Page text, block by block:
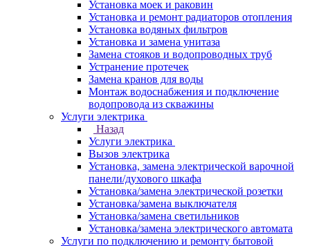
Установка моек и раковин
Установка и ремонт радиаторов отопления
Установка водяных фильтров
Установка и замена унитаза
Замена стояков и водопроводных труб
Устранение протечек
Замена кранов для воды
Монтаж водоснабжения и подключение
водопровода из скважины
Услуги электрика
Назад
Услуги электрика
Вызов электрика
Установка, замена электрической варочной
панели/духового шкафа
Установка/замена электрической розетки
Установка/замена выключателя
Установка/замена светильников
Установка/замена электрического автомата
Услуги по подключению и ремонту бытовой